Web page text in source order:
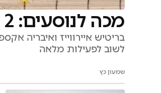
מכה לנוסעים: 2 חברות תעופה דוחות את חזרתן
בריטיש איירווייז ואיבריה
לשוב לפעילות מלאה
שמעון כץ